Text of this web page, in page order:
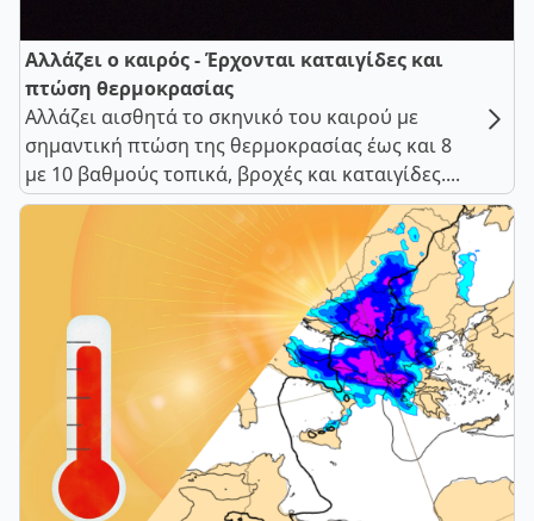
Αλλάζει ο καιρός - Έρχονται καταιγίδες και
πτώση θερμοκρασίας
Αλλάζει αισθητά το σκηνικό του καιρού με
σημαντική πτώση της θερμοκρασίας έως και 8
με 10 βαθμούς τοπικά, βροχές και καταιγίδες....